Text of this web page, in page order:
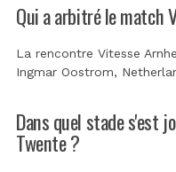
Qui a arbitré le match
La rencontre Vitesse
Ingmar Oostrom,
Dans quel stade s'est
Twente ?